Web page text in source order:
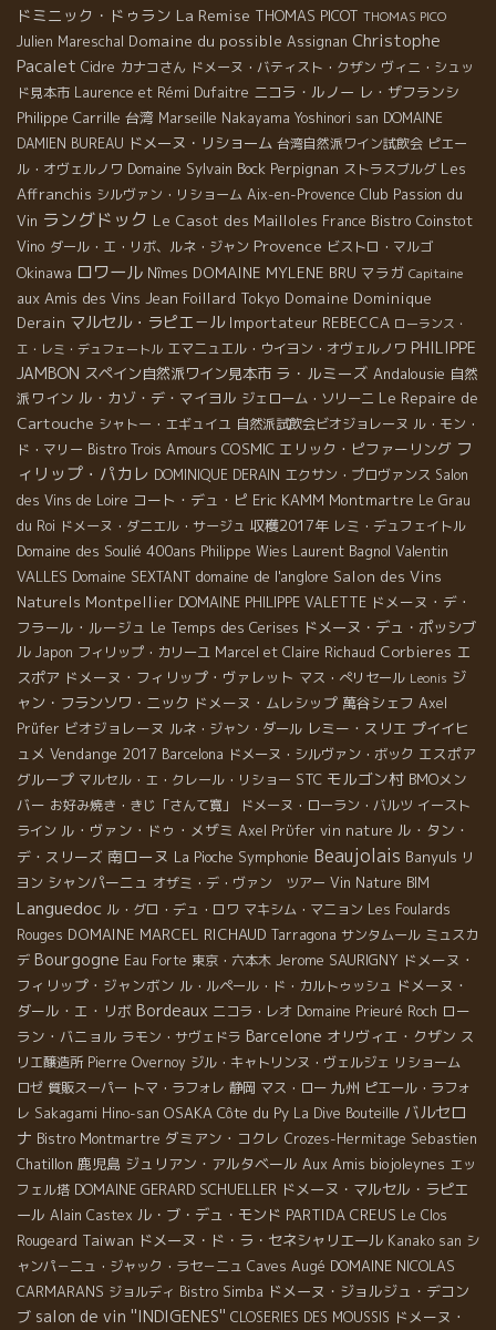
ドミニック・ドゥラン La Remise THOMAS PICOT THOMAS PICO
Julien Mareschal Domaine du possible Assignan Christophe
Pacalet Cidre カナコさん ドメーヌ・バティスト・クザン ヴィニ・シュッ
ド見本市 Laurence et Rémi Dufaitre ニコラ・ルノー レ・ザフランシ
Philippe Carrille 台湾 Marseille Nakayama Yoshinori san DOMAINE
DAMIEN BUREAU ドメーヌ・リショーム 台湾自然派ワイン試飲会 ピエー
ル・オヴェルノワ Domaine Sylvain Bock Perpignan ストラスブルグ Les
Affranchis シルヴァン・リショーム Aix-en-Provence Club Passion du
Vin ラングドック Le Casot des Mailloles France Bistro Coinstot
Vino ダール・エ・リボ、ルネ・ジャン Provence ビストロ・マルゴ
Okinawa ロワール Nîmes DOMAINE MYLENE BRU マラガ Capitaine
aux Amis des Vins Jean Foillard Tokyo Domaine Dominique
Derain マルセル・ラピエ－ル Importateur REBECCA ローランス・
エ・レミ・デュフェートル エマニュエル・ウイヨン・オヴェルノワ PHILIPPE
JAMBON スペイン自然派ワイン見本市 ラ・ルミーズ Andalousie 自然
派ワイン ル・カゾ・デ・マイヨル ジェローム・ソリーニ Le Repaire de
Cartouche シャトー・エギュイユ 自然派試飲会ビオジョレーヌ ル・モン・
ド・マリー Bistro Trois Amours COSMIC エリック・ピファーリング フ
ィリップ・パカレ DOMINIQUE DERAIN エクサン・プロヴァンス Salon
des Vins de Loire コート・デュ・ピ Eric KAMM Montmartre Le Grau
du Roi ドメーヌ・ダニエル・サージュ 収穫2017年 レミ・デュフェイトル
Domaine des Soulié 400ans Philippe Wies Laurent Bagnol Valentin
VALLES Domaine SEXTANT domaine de l'anglore Salon des Vins
Naturels Montpellier DOMAINE PHILIPPE VALETTE ドメーヌ・デ・
フラール・ルージュ Le Temps des Cerises ドメーヌ・デュ・ポッシブ
ル Japon フィリップ・カリーユ Marcel et Claire Richaud Corbieres エ
スポア ドメーヌ・フィリップ・ヴァレット マス・ぺリセール Leonis ジ
ャン・フランソワ・ニック ドメーヌ・ムレシップ 萬谷シェフ Axel
Prüfer ビオジョレーヌ ルネ・ジャン・ダール レミー・スリエ プイイヒ
ュメ Vendange 2017 Barcelona ドメーヌ・シルヴァン・ボック エスポア
グループ マルセル・エ・クレール・リショー STC モルゴン村 BMOメン
バー お好み焼き・きじ「さんて寛」 ドメーヌ・ローラン・バルツ イースト
ライン ル・ヴァン・ドゥ・メザミ Axel Prϋfer vin nature ル・タン・
デ・スリーズ 南ローヌ La Pioche Symphonie Beaujolais Banyuls リ
ヨン シャンパーニュ オザミ・デ・ヴァン ツアー Vin Nature BIM
Languedoc ル・グロ・デュ・ロワ マキシム・マニョン Les Foulards
Rouges DOMAINE MARCEL RICHAUD Tarragona サンタムール ミュスカ
デ Bourgogne Eau Forte 東京・六本木 Jerome SAURIGNY ドメーヌ・
フィリップ・ジャンボン ル・ルペール・ド・カルトゥッシュ ドメーヌ・
ダール・エ・リボ Bordeaux ニコラ・レオ Domaine Prieuré Roch ロー
ラン・バニョル ラモン・サヴェドラ Barcelone オリヴィエ・クザン ス
リエ醸造所 Pierre Overnoy ジル・キャトリンヌ・ヴェルジェ リショーム
ロゼ 質販スーパー トマ・ラフォレ 静岡 マス・ロー 九州 ピエール・ラフォ
レ Sakagami Hino-san OSAKA Côte du Py La Dive Bouteille バルセロ
ナ Bistro Montmartre ダミアン・コクレ Crozes-Hermitage Sebastien
Chatillon 鹿児島 ジュリアン・アルタベール Aux Amis biojoleynes エッ
フェル塔 DOMAINE GERARD SCHUELLER ドメーヌ・マルセル・ラピエ
ール Alain Castex ル・ブ・デュ・モンド PARTIDA CREUS Le Clos
Rougeard Taiwan ドメーヌ・ド・ラ・セネシャリエール Kanako san シ
ャンパ－ニュ・ジャック・ラセ－ニュ Caves Augé DOMAINE NICOLAS
CARMARANS ジョルディ Bistro Simba ドメーヌ・ジョルジュ・デコン
ブ salon de vin ''INDIGENES'' CLOSERIES DES MOUSSIS ドメーヌ・